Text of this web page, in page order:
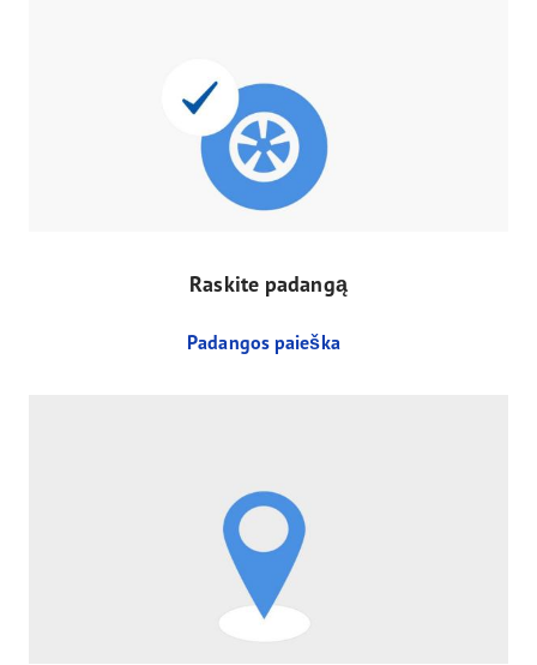
Raskite padangą
Padangos paieška